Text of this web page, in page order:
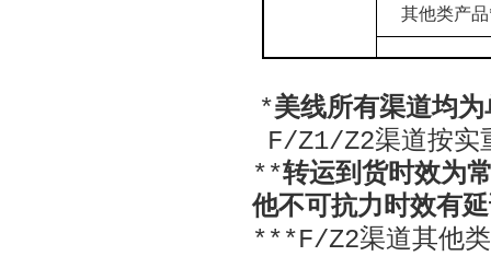
其他类产品
*美线所有渠道均
F/Z1/Z2渠道按实
**转运到货时效为
他不可抗力时效有
***F/Z2渠道其他